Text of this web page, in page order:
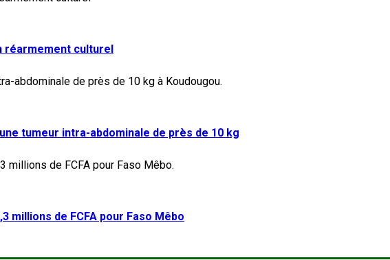
réarmement culturel
tumeur intra-abdominale de près de 10 kg
millions de FCFA pour Faso Mêbo